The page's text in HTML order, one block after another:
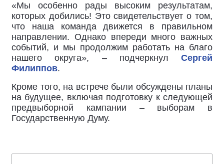
«Мы особенно рады высоким результатам,
которых добились! Это свидетельствует о том,
что наша команда движется в правильном
направлении. Однако впереди много важных
событий, и мы продолжим работать на благо
нашего округа», – подчеркнул Сергей
Филиппов.
Кроме того, на встрече были обсуждены планы
на будущее, включая подготовку к следующей
предвыборной кампании – выборам в
Государственную Думу.